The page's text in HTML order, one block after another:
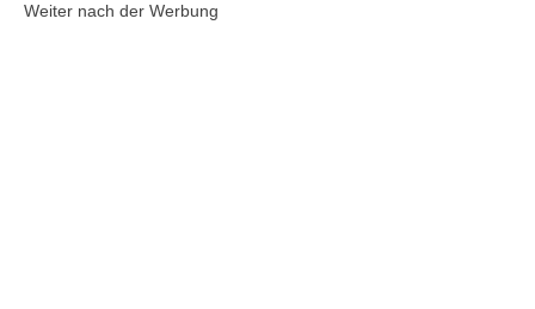
Weiter nach der Werbung